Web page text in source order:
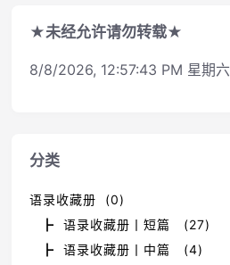
★未经允许请勿转载★
8/8/2026, 12:57:43 PM 星期六
分类
语录收藏册 (0)
┣ 语录收藏册丨短篇 (27)
┣ 语录收藏册丨中篇 (4)